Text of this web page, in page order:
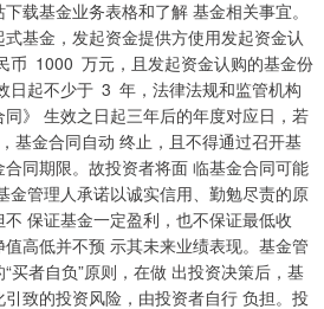
载基金业务表格和了解 基金相关事宜。
基金，发起资金提供方使用发起资金认
币 1000 万元，且发起资金认购的基金份
日起不少于 3 年，法律法规和监管机构
》 生效之日起三年后的年度对应日，若
基金合同自动 终止，且不得通过召开基
同期限。故投资者将面 临基金合同可能
管理人承诺以诚实信用、勤勉尽责的原
保证基金一定盈利，也不保证最低收
高低并不预 示其未来业绩表现。基金管
买者自负”原则，在做 出投资决策后，基
致的投资风险，由投资者自行 负担。投